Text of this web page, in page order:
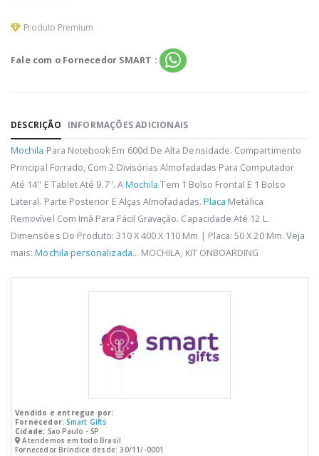
Produto Premium
Fale com o Fornecedor SMART :
DESCRIÇÃO INFORMAÇÕES ADICIONAIS
Mochila Para Notebook Em 600d De Alta Densidade. Compartimento
Principal Forrado, Com 2 Divisórias Almofadadas Para Computador
Até 14'' E Tablet Até 9.7''. AMochila Tem 1 Bolso Frontal E 1 Bolso
Lateral. Parte Posterior E Alças Almofadadas. Placa Metálica
Removível Com Imã Para Fácil Gravação. Capacidade Até 12 L.
Dimensões Do Produto: 310 X 400 X 110 Mm | Placa: 50 X 20 Mm. Veja
mais:Mochila personalizada... MOCHILA, KIT ONBOARDING
Vendido e entregue por:
Fornecedor: Smart Gifts
Cidade: Sao Paulo - SP
Atendemos em todo Brasil
Fornecedor Bríndice desde: 30/11/-0001